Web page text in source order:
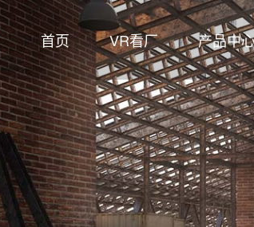
首页 VR看厂 产品中